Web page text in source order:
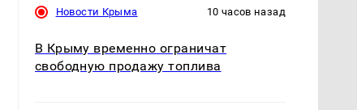
Новости Крыма 10 часов назад
В Крыму временно ограничат
свободную продажу топлива